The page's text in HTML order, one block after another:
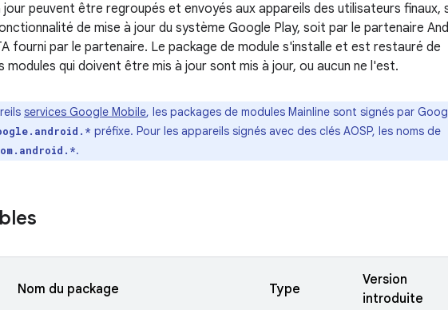
jour peuvent être regroupés et envoyés aux appareils des utilisateurs finaux,
de mise à jour du système Google Play, soit par le partenaire
fourni par le partenaire. Le package de module s'installe et est restauré de
modules qui doivent être mis à jour sont mis à jour, ou aucun ne l'est.
services Google Mobile, les packages de modules Mainline sont signés par
préfixe. Pour les appareils signés avec des clés AOSP, les noms de
.
Nom du package Type
Version
introduite